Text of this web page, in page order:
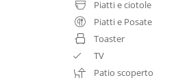
Piatti e ciotole
Piatti e Posate
Toaster
TV
Patio scoperto